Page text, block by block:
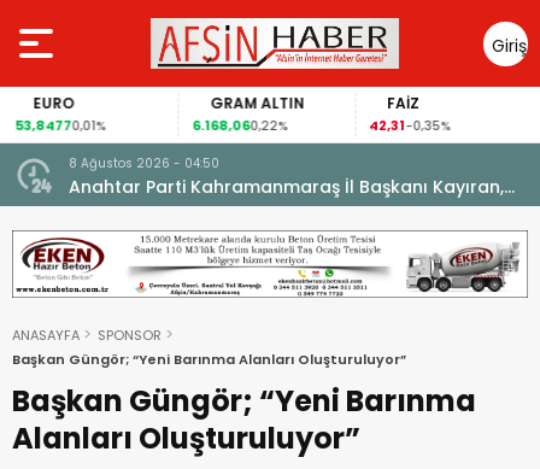
Giriş
Yap
EURO
53,84770,01%
GRAM ALTIN
6.168,060,22%
FAİZ
42,31-0,35%
8 Ağustos 2026 - 04:50
Anahtar Parti Kahramanmaraş İl Başkanı Kayıran,
Afşin Teşkilatı ile buluştu.
ANASAYFA
SPONSOR
Başkan Güngör; “Yeni Barınma Alanları Oluşturuluyor”
Başkan Güngör; “Yeni Barınma
Alanları Oluşturuluyor”